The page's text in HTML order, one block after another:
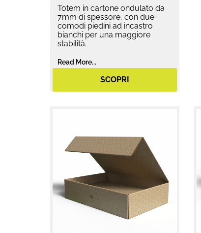
Totem in cartone ondulato da
7mm di spessore, con due
comodi piedini ad incastro
bianchi per una maggiore
stabilità.
Read More...
SCOPRI